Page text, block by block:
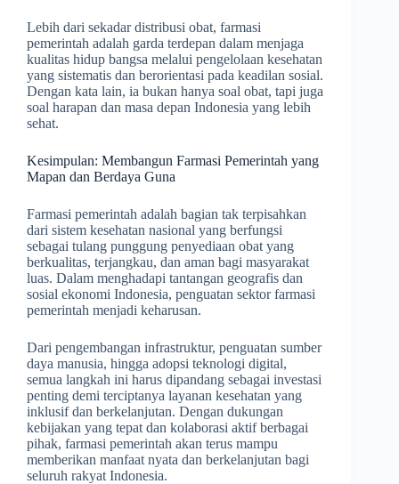
Lebih dari sekadar distribusi obat, farmasi
pemerintah adalah garda terdepan dalam menjaga
kualitas hidup bangsa melalui pengelolaan kesehatan
yang sistematis dan berorientasi pada keadilan sosial.
Dengan kata lain, ia bukan hanya soal obat, tapi juga
soal harapan dan masa depan Indonesia yang lebih
sehat.
Kesimpulan: Membangun Farmasi Pemerintah yang
Mapan dan Berdaya Guna
Farmasi pemerintah adalah bagian tak terpisahkan
dari sistem kesehatan nasional yang berfungsi
sebagai tulang punggung penyediaan obat yang
berkualitas, terjangkau, dan aman bagi masyarakat
luas. Dalam menghadapi tantangan geografis dan
sosial ekonomi Indonesia, penguatan sektor farmasi
pemerintah menjadi keharusan.
Dari pengembangan infrastruktur, penguatan sumber
daya manusia, hingga adopsi teknologi digital,
semua langkah ini harus dipandang sebagai investasi
penting demi terciptanya layanan kesehatan yang
inklusif dan berkelanjutan. Dengan dukungan
kebijakan yang tepat dan kolaborasi aktif berbagai
pihak, farmasi pemerintah akan terus mampu
memberikan manfaat nyata dan berkelanjutan bagi
seluruh rakyat Indonesia.